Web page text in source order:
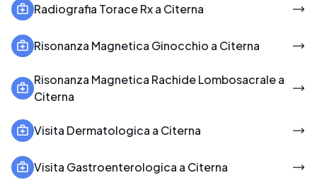
Radiografia Torace Rx a Citerna
Risonanza Magnetica Ginocchio a Citerna
Risonanza Magnetica Rachide Lombosacrale a
Citerna
Visita Dermatologica a Citerna
Visita Gastroenterologica a Citerna